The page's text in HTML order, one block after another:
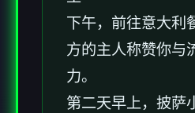
下午，前往意大利
方的主人称赞你与
力。
第二天早上，披萨